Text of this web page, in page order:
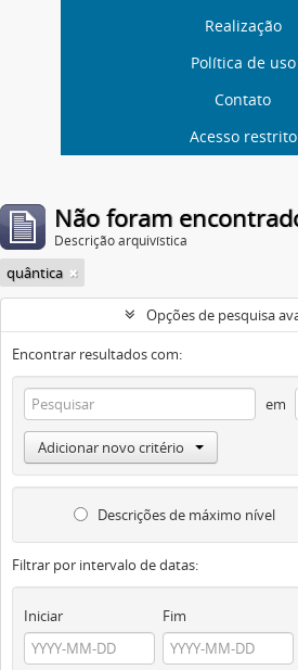
Realização
Política de uso
Contato
Acesso restrito
Não foram
Descrição arquivística
quântica
Opções de pesquisa
Encontrar resultados com:
em
Adicionar novo critério
Descrições de máximo nível
Filtrar por intervalo de datas:
Iniciar Fim